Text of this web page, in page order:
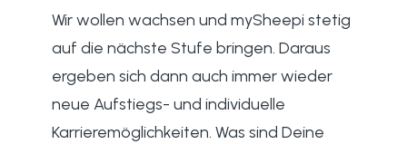
Wir wollen wachsen und mySheepi stetig
auf die nächste Stufe bringen. Daraus
ergeben sich dann auch immer wieder
neue Aufstiegs- und individuelle
Karrieremöglichkeiten. Was sind Deine